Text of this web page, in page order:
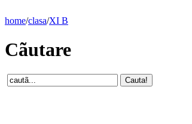
home/clasa/XI B
Cãutare